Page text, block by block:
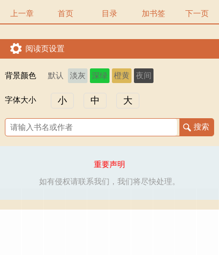
上一章 首页 目录 加书签 下一页
阅读页设置
背景颜色 默认 淡灰 深绿 橙黄 夜间
字体大小 小 中 大
重要声明
如有侵权请联系我们，我们将尽快处理。